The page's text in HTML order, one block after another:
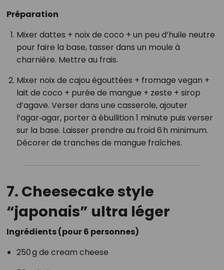
Préparation
Mixer dattes + noix de coco + un peu d’huile neutre
pour faire la base, tasser dans un moule à
charnière. Mettre au frais.
Mixer noix de cajou égouttées + fromage vegan +
lait de coco + purée de mangue + zeste + sirop
d’agave. Verser dans une casserole, ajouter
l’agar‑agar, porter à ébullition 1 minute puis verser
sur la base. Laisser prendre au froid 6 h minimum.
Décorer de tranches de mangue fraîches.
7. Cheesecake style
“japonais” ultra léger
Ingrédients (pour 6 personnes)
250 g de cream cheese